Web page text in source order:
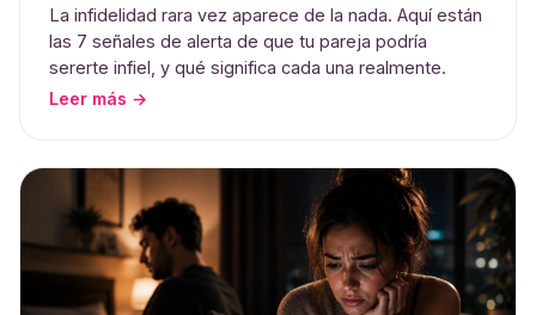
La infidelidad rara vez aparece de la nada. Aquí están
las 7 señales de alerta de que tu pareja podría
sererte infiel, y qué significa cada una realmente.
Leer más →